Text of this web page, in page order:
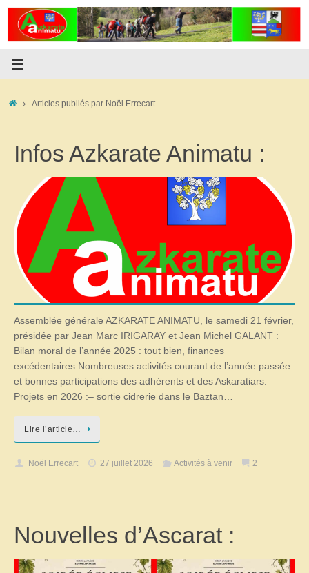
Passer
contenu
Accueil
Articles publiés par Noël Errecart
Infos Azkarate Animatu :
Assemblée générale AZKARATE ANIMATU, le samedi 21 février,
présidée par Jean Marc IRIGARAY et Jean Michel GALANT :
Bilan moral de l’année 2025 : tout bien, finances
excédentaires.Nombreuses activités courant de l’année passée
et bonnes participations des adhérents et des Askaratiars.
Projets en 2026 :– sortie cidrerie dans le Baztan…
Lire l’article…
Noël Errecart 27 juillet 2026 Activités à venir 2
Nouvelles d’Ascarat :